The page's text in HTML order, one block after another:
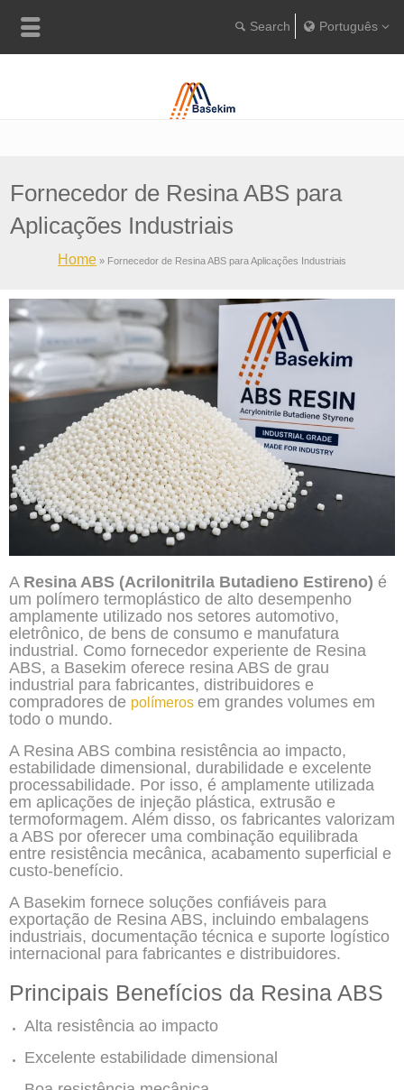
Português
English
Home » Fornecedor de Resina ABS para Aplicações Industriais
Fornecedor de Resina ABS para
Aplicações Industriais
A Resina ABS (Acrilonitrila Butadieno Estireno) é
um polímero termoplástico de alto desempenho
amplamente utilizado nos setores automotivo,
eletrônico, de bens de consumo e manufatura
industrial. Como fornecedor experiente de Resina
ABS, a Basekim oferece resina ABS de grau
industrial para fabricantes, distribuidores e
compradores de polímeros em grandes volumes em
todo o mundo.
A Resina ABS combina resistência ao impacto,
estabilidade dimensional, durabilidade e excelente
processabilidade. Por isso, é amplamente utilizada
em aplicações de injeção plástica, extrusão e
termoformagem. Além disso, os fabricantes valorizam
a ABS por oferecer uma combinação equilibrada
entre resistência mecânica, acabamento superficial e
custo-benefício.
A Basekim fornece soluções confiáveis para
exportação de Resina ABS, incluindo embalagens
industriais, documentação técnica e suporte logístico
internacional para fabricantes e distribuidores.
Principais Benefícios da Resina ABS
Alta resistência ao impacto
Excelente estabilidade dimensional